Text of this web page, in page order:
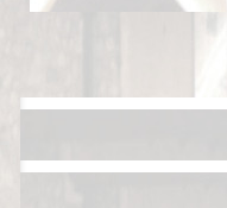
France